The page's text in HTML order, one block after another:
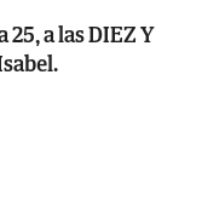
25, a las DIEZ Y